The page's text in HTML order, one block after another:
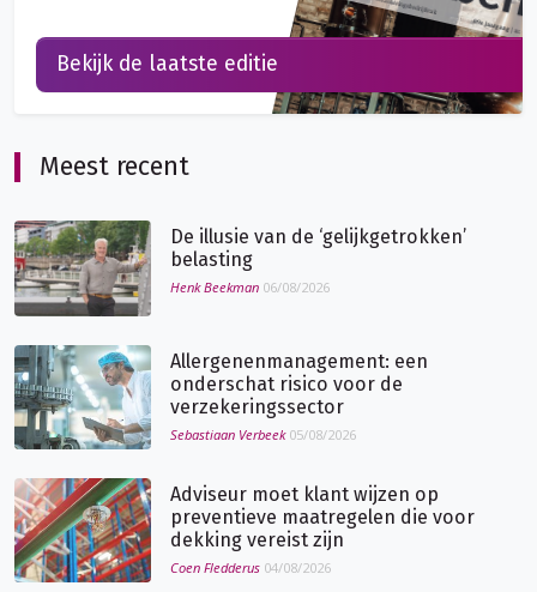
Meest recent
De illusie van de ‘gelijkgetrokken’
belasting
Henk Beekman 06/08/2026
Allergenenmanagement: een
onderschat risico voor de
verzekeringssector
Sebastiaan Verbeek 05/08/2026
Adviseur moet klant wijzen op
preventieve maatregelen die voor
dekking vereist zijn
Coen Fledderus 04/08/2026
Bekijk de laatste editie